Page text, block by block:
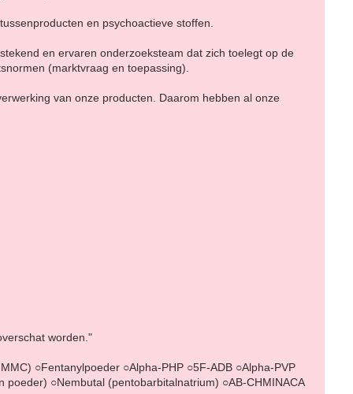
en psychoactieve stoffen.
en ervaren onderzoeksteam dat zich toelegt op de
(marktvraag en toepassing).
van onze producten. Daarom hebben al onze
worden."
○Fentanylpoeder ○Alpha-PHP ○5F-ADB ○Alpha-PVP
poeder) ○Nembutal (pentobarbitalnatrium) ○AB-CHMINACA